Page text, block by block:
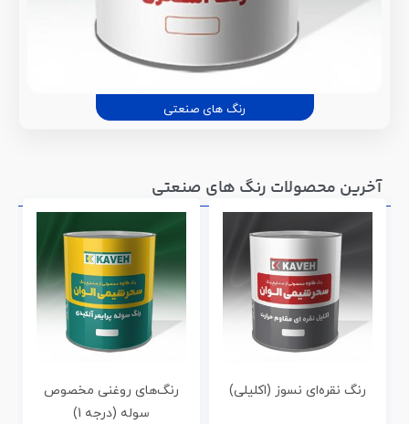
رنگ های صنعتی
آخرین محصولات رنگ های صنعتی
رنگ نقره‌ای نسوز (اکلیلی)
رنگ‌های روغنی مخصوص
سوله (درجه 1)